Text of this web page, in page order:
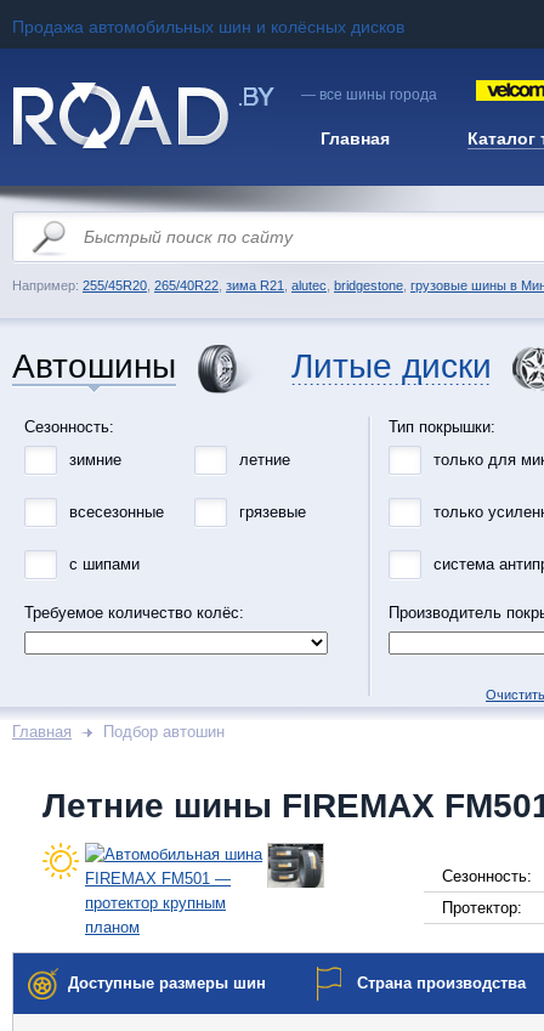
Продажа автомобильных шин и колёсных дисков
— все шины города
Главная Каталог
Например: 255/45R20 265/40R22 зима R21 alutec bridgestone грузовые шины в
Автошины Литые диски
Сезонность:
зимние
летние
всесезонные грязевые
с шипами
Требуемое количество колёс:
Тип покрышки:
только для
только
система
Производитель
Главная Подбор автошин
Летние шины FIREMAX
Сезонность:
Протектор:
Доступные размеры шин Страна производства